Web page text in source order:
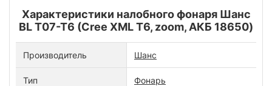
Характеристики налобного фонаря Шанс
BL T07-T6 (Cree XML T6, zoom, АКБ 18650)
Производитель Шанс
Тип Фонарь